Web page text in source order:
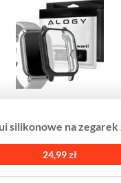
silikonowe na zegarek
24,99 zł